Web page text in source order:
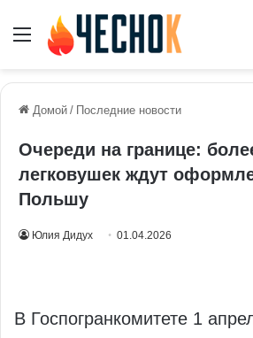
Меню
Домой / Последние новости
Очереди на границе:
легковушек ждут
Польшу
Юлия Дидух 01.04.2026
В Госпогранкомитете 1